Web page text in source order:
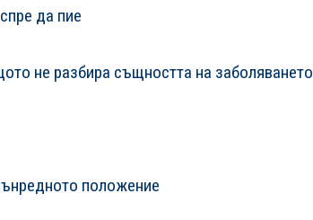
да пие
не разбира същността на заболяването
положение